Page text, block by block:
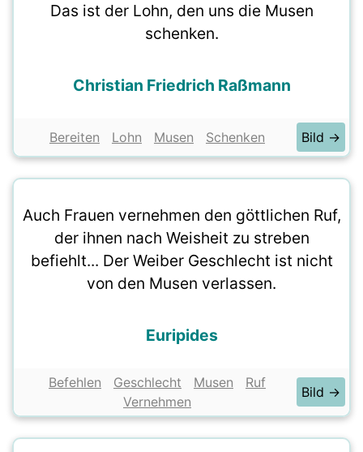
Das ist der Lohn, den uns die Musen
schenken.
Christian Friedrich Raßmann
Bereiten Lohn Musen Schenken Bild →
Auch Frauen vernehmen den göttlichen Ruf,
der ihnen nach Weisheit zu streben
befiehlt... Der Weiber Geschlecht ist nicht
von den Musen verlassen.
Euripides
Befehlen Geschlecht Musen
Ruf
Vernehmen
Bild →